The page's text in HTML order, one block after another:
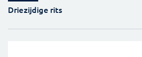
Driezijdige rits